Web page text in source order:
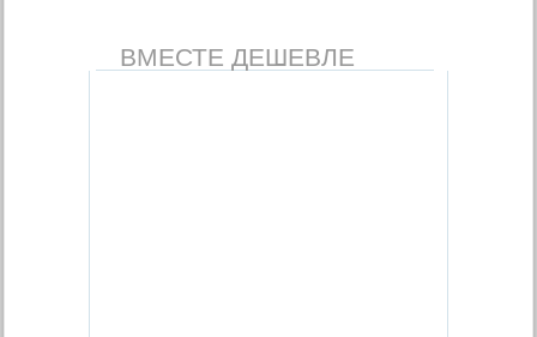
ВМЕСТЕ ДЕШЕВЛЕ